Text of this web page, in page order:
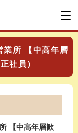
業所 【中高年層
社員）
【中高年層歓